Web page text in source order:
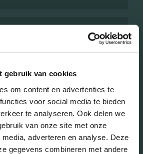
gebruik van cookies
om content en advertenties te
voor social media te bieden
te analyseren. Ook delen we
van onze site met onze
adverteren en analyse. Deze
gegevens combineren met andere
Mannen (46.91%)
kinderen